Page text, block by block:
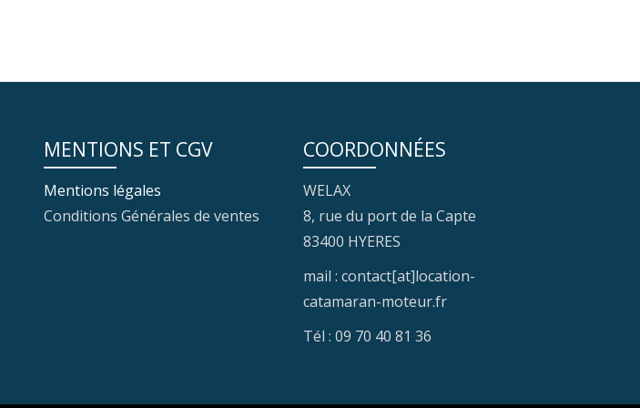
MENTIONS ET CGV
Mentions légales
Conditions Générales de ventes
COORDONNÉES
WELAX
8, rue du port de la Capte
83400 HYERES
mail : contact[at]location-
catamaran-moteur.fr
Tél : 09 70 40 81 36